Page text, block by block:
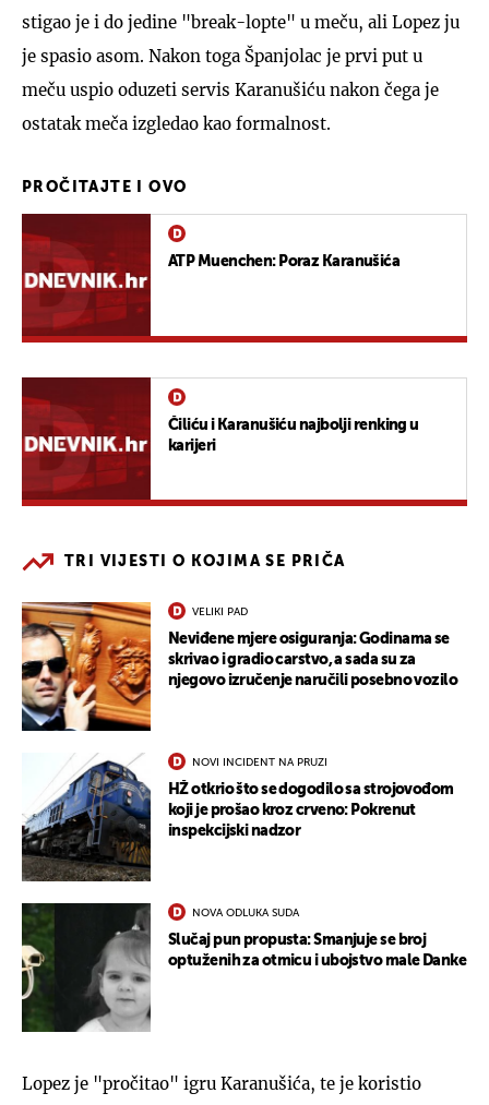
stigao je i do jedine "break-lopte" u meču, ali Lopez ju
je spasio asom. Nakon toga Španjolac je prvi put u
meču uspio oduzeti servis Karanušiću nakon čega je
ostatak meča izgledao kao formalnost.
PROČITAJTE I OVO
ATP Muenchen: Poraz Karanušića
Čiliću i Karanušiću najbolji renking u
karijeri
TRI VIJESTI O KOJIMA SE PRIČA
VELIKI PAD
Neviđene mjere osiguranja: Godinama se
skrivao i gradio carstvo, a sada su za
njegovo izručenje naručili posebno vozilo
NOVI INCIDENT NA PRUZI
HŽ otkrio što se dogodilo sa strojovođom
koji je prošao kroz crveno: Pokrenut
inspekcijski nadzor
NOVA ODLUKA SUDA
Slučaj pun propusta: Smanjuje se broj
optuženih za otmicu i ubojstvo male Danke
Lopez je "pročitao" igru Karanušića, te je koristio